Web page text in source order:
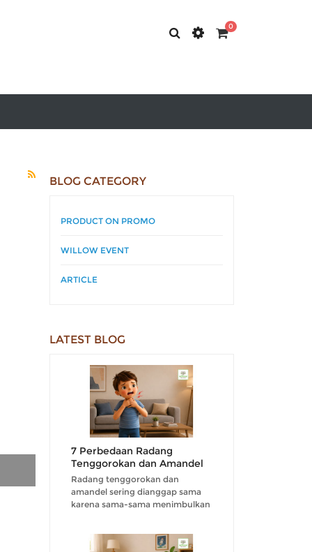
0
BLOG CATEGORY
PRODUCT ON PROMO
WILLOW EVENT
ARTICLE
LATEST BLOG
7 Perbedaan Radang
Tenggorokan dan Amandel
Radang tenggorokan dan
amandel sering dianggap sama
karena sama-sama menimbulkan